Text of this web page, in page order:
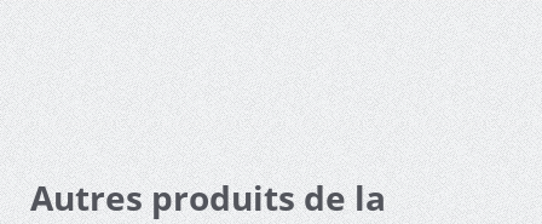
Autres produits de la